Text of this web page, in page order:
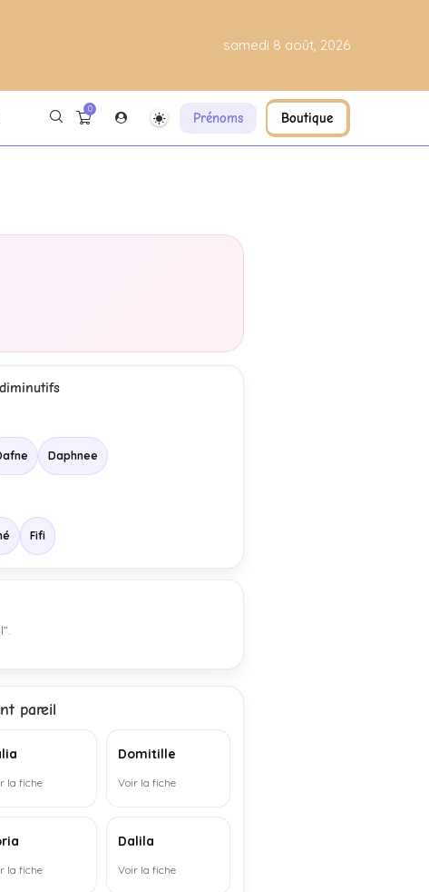
samedi 8 août, 2026
0
Prénoms Boutique
Daphnee
Fifi
pareil
la fiche
Domitille
Voir la fiche
la fiche
Dalila
Voir la fiche